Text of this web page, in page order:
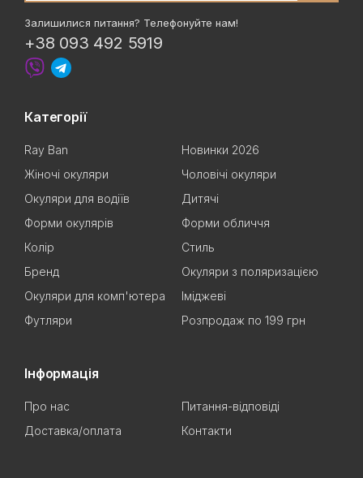
Залишилися питання? Телефонуйте нам!
+38 093 492 5919
Категорії
Ray Ban
Новинки 2026
Жіночі окуляри
Чоловічі окуляри
Окуляри для водіїв
Дитячі
Форми окулярів
Форми обличчя
Колір
Стиль
Бренд
Окуляри з поляризацією
Окуляри для комп'ютера
Іміджеві
Футляри
Розпродаж по 199 грн
Інформація
Про нас
Питання-відповіді
Доставка/оплата
Контакти